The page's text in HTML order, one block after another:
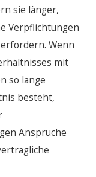
sie länger,
Verpflichtungen
Wenn
mit
so lange
besteht,
Ansprüche